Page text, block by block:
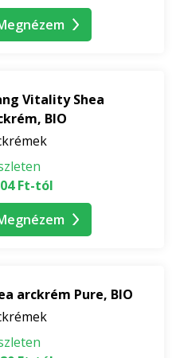
Vitality Shea
BIO
Ft-tól
arckrém Pure, BIO